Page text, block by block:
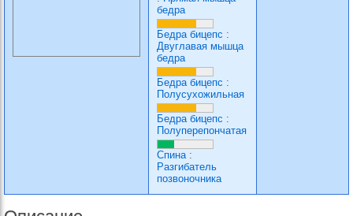
бедра
Бедра бицепс :
Двуглавая мышца
бедра
Бедра бицепс :
Полусухожильная
Бедра бицепс :
Полуперепончатая
Спина:
Разгибатель
позвоночника